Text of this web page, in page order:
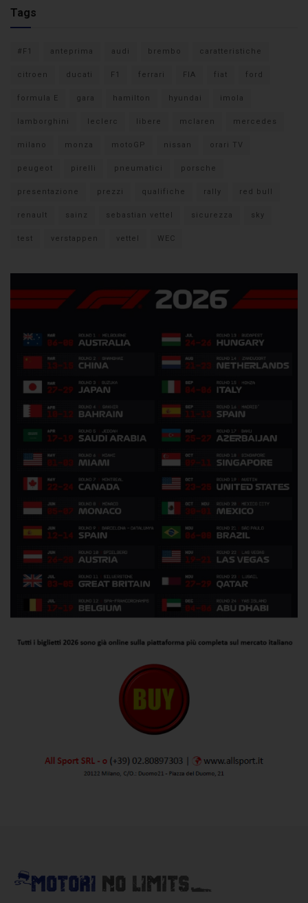
Tags
#F1 anteprima audi brembo caratteristiche
citroen ducati F1 ferrari FIA fiat ford
formula E gara hamilton hyundai imola
lamborghini leclerc libere mclaren mercedes
milano monza motoGP nissan orari TV
peugeot pirelli pneumatici porsche
presentazione prezzi qualifiche rally red bull
renault sainz sebastian vettel sicurezza sky
test verstappen vettel WEC